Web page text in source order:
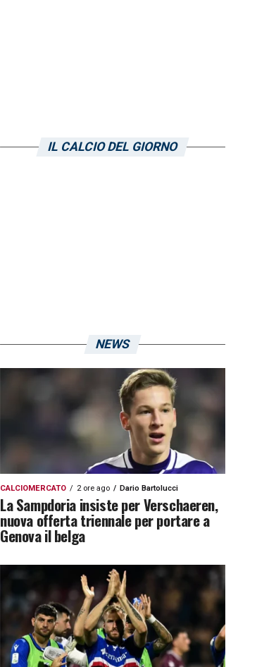
IL CALCIO DEL GIORNO
NEWS
CALCIOMERCATO 2 ore ago Dario Bartolucci
La Sampdoria insiste per Verschaeren,
nuova offerta triennale per portare a
Genova il belga